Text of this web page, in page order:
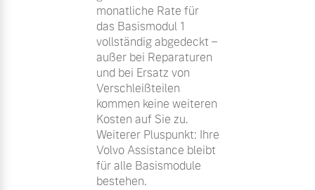
monatliche Rate für
das Basismodul 1
vollständig abgedeckt –
außer bei Reparaturen
und bei Ersatz von
Verschleißteilen
kommen keine weiteren
Kosten auf Sie zu.
Weiterer Pluspunkt: Ihre
Volvo Assistance bleibt
für alle Basismodule
bestehen.